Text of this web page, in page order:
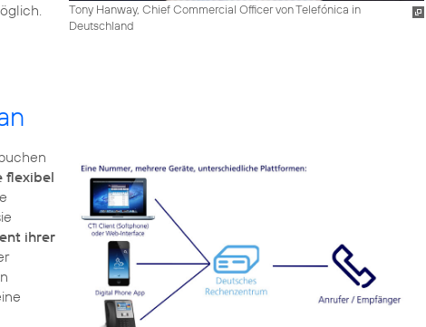
Tony Hanway, Chief Commercial Officer von Telefónica in
Deutschland
flexibel
ihrer